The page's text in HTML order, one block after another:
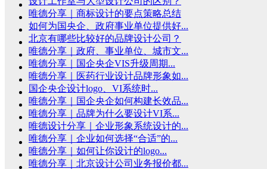
唯德分享｜商标设计的要点策略总结
如何为国央企、政府事业单位提供好...
北京有哪些比较好的品牌设计公司？
唯德分享｜政府、事业单位、城市文...
唯德分享｜国企央企VIS升级周期...
唯德分享｜医药行业设计品牌形象如...
国企央企设计logo、VI系统时...
唯德分享｜国企央企如何构建长效品...
唯德分享｜品牌为什么要设计VI系...
唯德设计分享｜企业形象系统设计的...
唯德分享｜企业如何选择“合适”的...
唯德分享｜如何让你设计的logo...
唯德分享｜北京设计公司业务报价都...